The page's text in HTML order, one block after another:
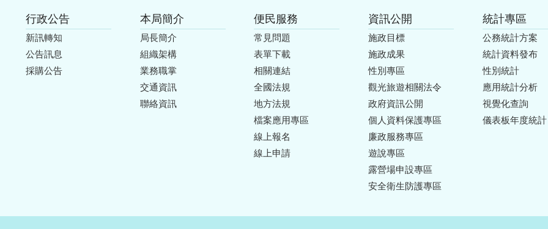
行政公告
新訊轉知
公告訊息
採購公告
本局簡介
局長簡介
組織架構
業務職掌
交通資訊
聯絡資訊
便民服務
常見問題
表單下載
相關連結
全國法規
地方法規
檔案應用專區
線上報名
線上申請
資訊公開
施政目標
施政成果
性別專區
觀光旅遊相關法令
政府資訊公開
個人資料保護專區
廉政服務專區
遊說專區
露營場申設專區
安全衛生防護專區
統計專區
公務統計方案
統計資料發布
性別統計
應用統計分析
視覺化查詢
儀表板年度統計